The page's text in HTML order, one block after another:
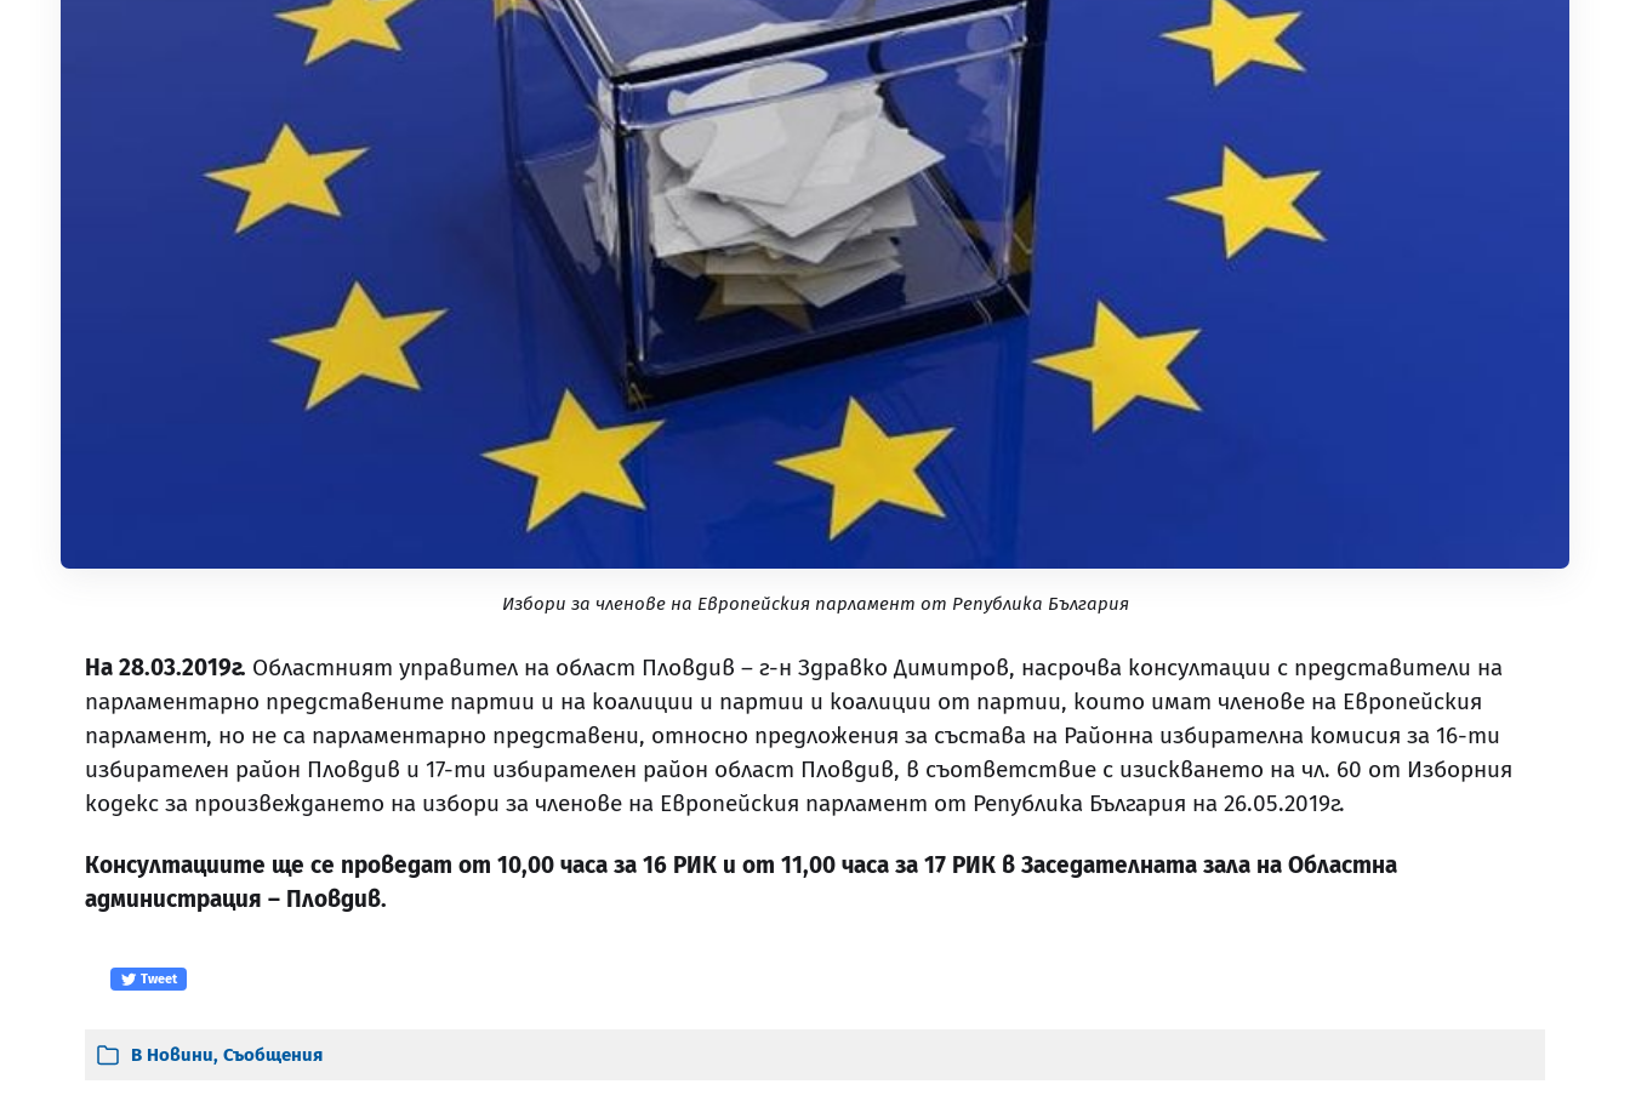
Избори за членове на Европейския парламент от Република България
На 28.03.2019г. Областният управител на област Пловдив – г-н Здравко Димитров, насрочва консултации с представители на
парламентарно представените партии и на коалиции и партии и коалиции от партии, които имат членове на Европейския
парламент, но не са парламентарно представени, относно предложения за състава на Районна избирателна комисия за 16-ти
избирателен район Пловдив и 17-ти избирателен район област Пловдив, в съответствие с изискването на чл. 60 от Изборния
кодекс за произвеждането на избори за членове на Европейския парламент от Република България на 26.05.2019г.
Консултациите ще се проведат от 10,00 часа за 16 РИК и от 11,00 часа за 17 РИК в Заседателната зала на Областна
администрация – Пловдив.
Tweet
В Новини, Съобщения